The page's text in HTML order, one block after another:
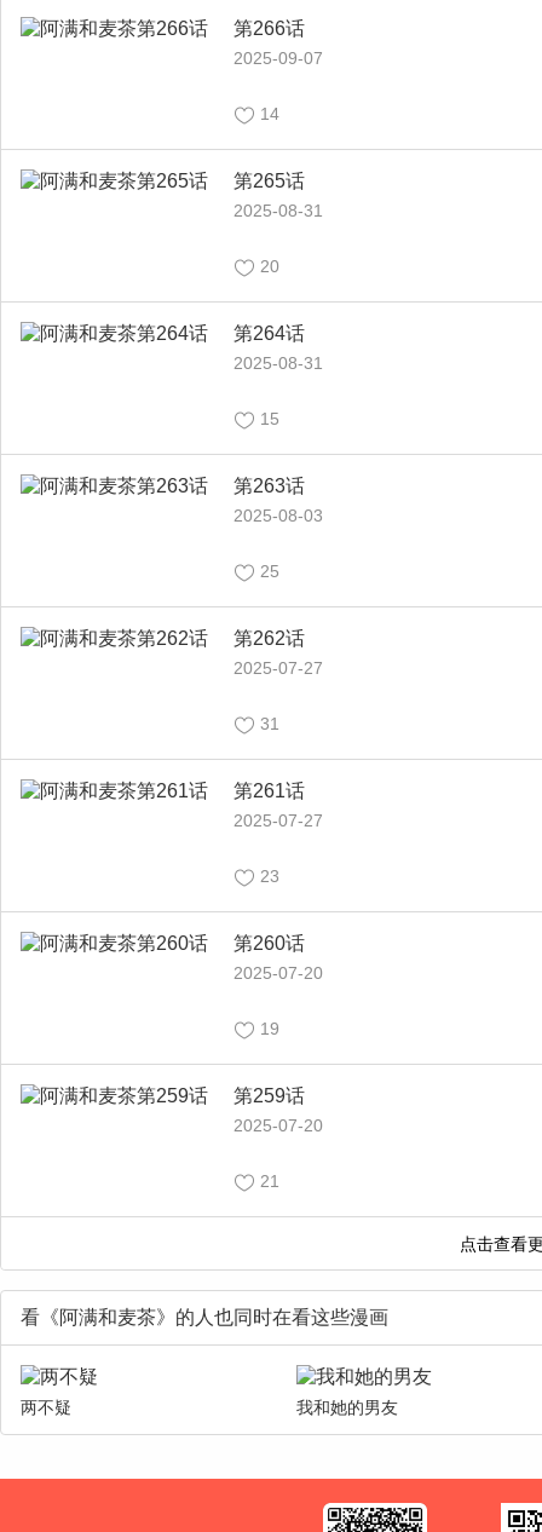
第266话
2025-09-07
14
第265话
2025-08-31
20
第264话
2025-08-31
15
第263话
2025-08-03
25
第262话
2025-07-27
31
第261话
2025-07-27
23
第260话
2025-07-20
19
第259话
2025-07-20
21
看《阿满和麦茶》的人也同时在看这些漫画
两不疑 我和她的男友